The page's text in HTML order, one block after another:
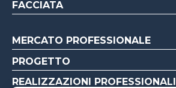
FACCIATA
MERCATO PROFESSIONALE
PROGETTO
REALIZZAZIONI PROFESSIONALI